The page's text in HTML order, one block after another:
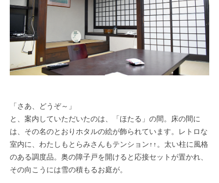
「さあ、どうぞ～」
と、案内していただいたのは、「ほたる」の間。床の間に
は、その名のとおりホタルの絵が飾られています。レトロな
室内に、わたしもとらみさんもテンション↑↑。太い柱に風格
のある調度品。奥の障子戸を開けると応接セットが置かれ、
その向こうには雪の積もるお庭が。